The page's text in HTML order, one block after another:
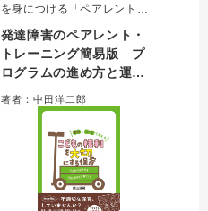
を身につける「ペアレント・
実践するためのマニュアル。
通常全10回のプログラムを全
6回に凝縮し、ADHDだけでな
内容へと改良。詳細な進め方
発達障害のペアレント・
トレーニング簡易版 プ
ログラムの進め方と運営
著者：中田洋二郎